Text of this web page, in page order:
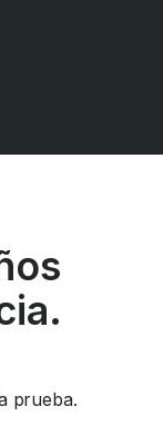
prueba.